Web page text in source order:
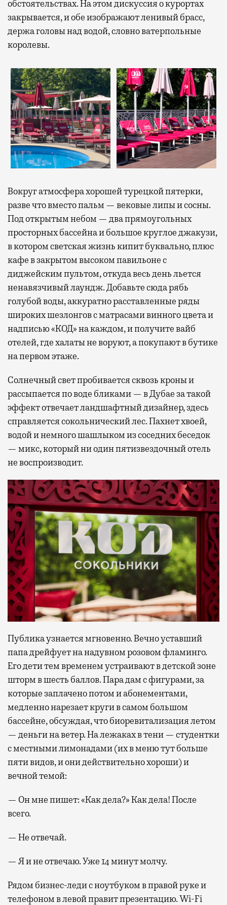
обстоятельствах. На этом дискуссия о курортах
закрывается, и обе изображают ленивый брасс,
держа головы над водой, словно ватерпольные
королевы.
Вокруг атмосфера хорошей турецкой пятерки,
разве что вместо пальм — вековые липы и сосны.
Под открытым небом — два прямоугольных
просторных бассейна и большое круглое джакузи,
в котором светская жизнь кипит буквально, плюс
кафе в закрытом высоком павильоне с
диджейским пультом, откуда весь день льется
ненавязчивый лаундж. Добавьте сюда рябь
голубой воды, аккуратно расставленные ряды
широких шезлонгов с матрасами винного цвета и
надписью «КОД» на каждом, и получите вайб
отелей, где халаты не воруют, а покупают в бутике
на первом этаже.
Солнечный свет пробивается сквозь кроны и
рассыпается по воде бликами — в Дубае за такой
эффект отвечает ландшафтный дизайнер, здесь
справляется сокольнический лес. Пахнет хвоей,
водой и немного шашлыком из соседних беседок
— микс, который ни один пятизвездочный отель
не воспроизводит.
Публика узнается мгновенно. Вечно уставший
папа дрейфует на надувном розовом фламинго.
Его дети тем временем устраивают в детской зоне
шторм в шесть баллов. Пара дам с фигурами, за
которые заплачено потом и абонементами,
медленно нарезает круги в самом большом
бассейне, обсуждая, что биоревитализация летом
— деньги на ветер. На лежаках в тени — студентки
с местными лимонадами (их в меню тут больше
пяти видов, и они действительно хороши) и
вечной темой:
— Он мне пишет: «Как дела?» Как дела! После
всего.
— Не отвечай.
— Я и не отвечаю. Уже 14 минут молчу.
Рядом бизнес-леди с ноутбуком в правой руке и
телефоном в левой правит презентацию. Wi-Fi